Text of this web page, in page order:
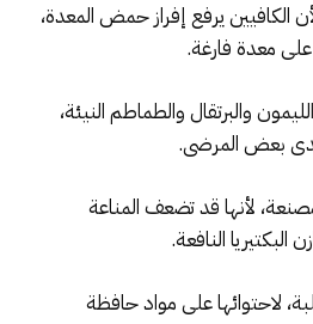
الكافيين يرفع إفراز حمض المعدة،
معدة فارغة.
والبرتقال والطماطم النيئة،
لدى بعض المرضى.
لأنها قد تضعف المناعة
البكتيريا النافعة.
لاحتوائها على مواد حافظة